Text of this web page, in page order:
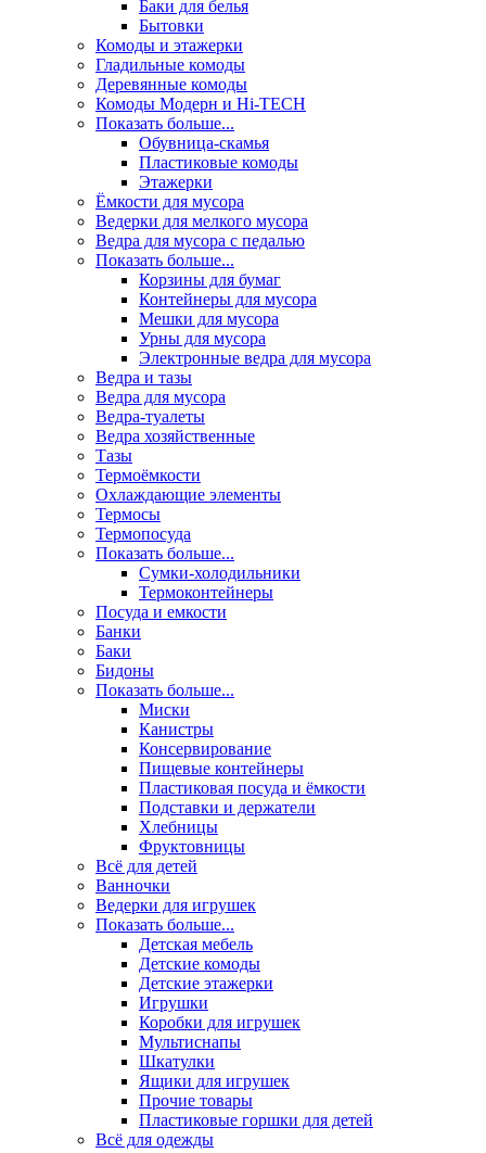
Баки для белья
Бытовки
Комоды и этажерки
Гладильные комоды
Деревянные комоды
Комоды Модерн и Hi-TECH
Показать больше...
Обувница-скамья
Пластиковые комоды
Этажерки
Ёмкости для мусора
Ведерки для мелкого мусора
Ведра для мусора с педалью
Показать больше...
Корзины для бумаг
Контейнеры для мусора
Мешки для мусора
Урны для мусора
Электронные ведра для мусора
Ведра и тазы
Ведра для мусора
Ведра-туалеты
Ведра хозяйственные
Тазы
Термоёмкости
Охлаждающие элементы
Термосы
Термопосуда
Показать больше...
Сумки-холодильники
Термоконтейнеры
Посуда и емкости
Банки
Баки
Бидоны
Показать больше...
Миски
Канистры
Консервирование
Пищевые контейнеры
Пластиковая посуда и ёмкости
Подставки и держатели
Хлебницы
Фруктовницы
Всё для детей
Ванночки
Ведерки для игрушек
Показать больше...
Детская мебель
Детские комоды
Детские этажерки
Игрушки
Коробки для игрушек
Мультиснапы
Шкатулки
Ящики для игрушек
Прочие товары
Пластиковые горшки для детей
Всё для одежды